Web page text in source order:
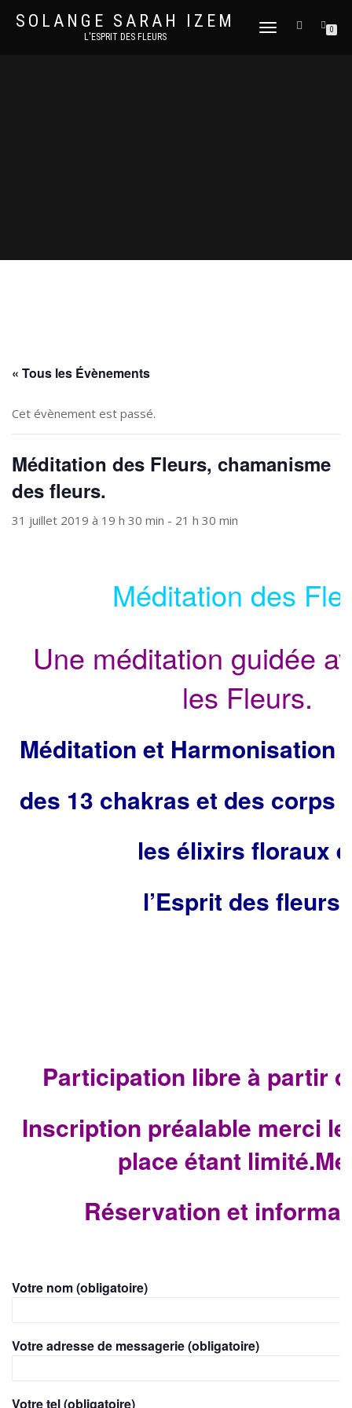
SOLANGE SARAH IZEM
L'ESPRIT DES FLEURS
DÉPLIER
0
« Tous les Évènements
Cet évènement est passé.
Méditation des Fleurs, chamanisme
des fleurs.
31 juillet 2019 à 19 h 30 min - 21 h 30 min
Méditation des
Une méditation guidée
les Fleurs.
Méditation et Harmonisation
des 13 chakras et des corps
les élixirs floraux
l’Esprit des fleurs .
Participation libre à partir
Inscription préalable merci
place étant
Réservation et
Votre nom (obligatoire)
Votre adresse de messagerie (obligatoire)
Votre tel (obligatoire)